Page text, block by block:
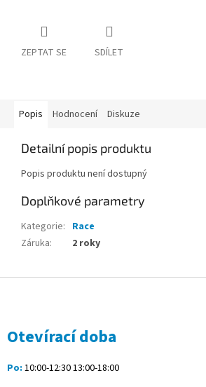
ZEPTAT SE SDÍLET
Popis Hodnocení Diskuze
Detailní popis produktu
Popis produktu není dostupný
Doplňkové parametry
Kategorie: Race
Záruka: 2 roky
Otevírací doba
Po: 10:00-12:30 13:00-18:00